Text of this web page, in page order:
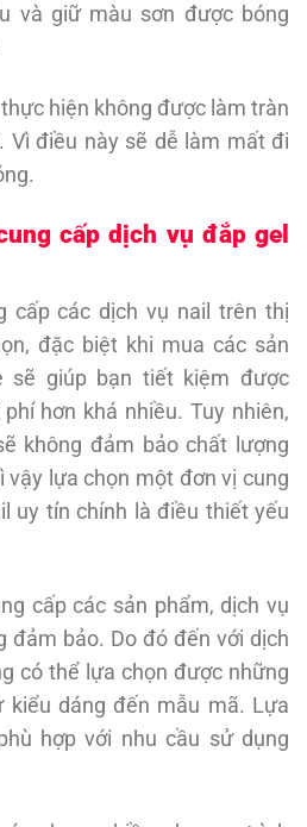
và giữ màu sơn được bóng
hiện không được làm tràn
Vì điều này sẽ dễ làm mất đi
cấp dịch vụ đắp gel
cấp các dịch vụ nail trên thị
đặc biệt khi mua các sản
sẽ giúp bạn tiết kiệm được
hơn khá nhiều. Tuy nhiên,
không đảm bảo chất lượng
vậy lựa chọn một đơn vị cung
uy tín chính là điều thiết yếu
cấp các sản phẩm, dịch vụ
đảm bảo. Do đó đến với dịch
có thể lựa chọn được những
kiểu dáng đến mẫu mã. Lựa
hợp với nhu cầu sử dụng